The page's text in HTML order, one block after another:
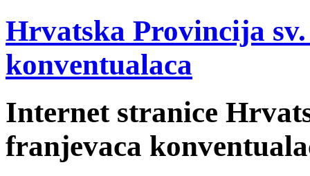
Hrvatska Provincija
konventualaca
Internet stranice
franjevaca